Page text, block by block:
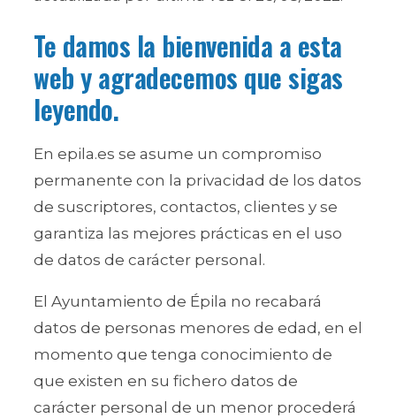
Te damos la bienvenida a esta
web y agradecemos que sigas
leyendo.
En epila.es se asume un compromiso
permanente con la privacidad de los datos
de suscriptores, contactos, clientes y se
garantiza las mejores prácticas en el uso
de datos de carácter personal.
El Ayuntamiento de Épila no recabará
datos de personas menores de edad, en el
momento que tenga conocimiento de
que existen en su fichero datos de
carácter personal de un menor procederá